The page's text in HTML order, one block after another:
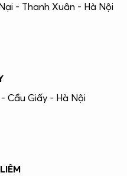
- Thanh Xuân - Hà Nội
Cầu Giấy - Hà Nội